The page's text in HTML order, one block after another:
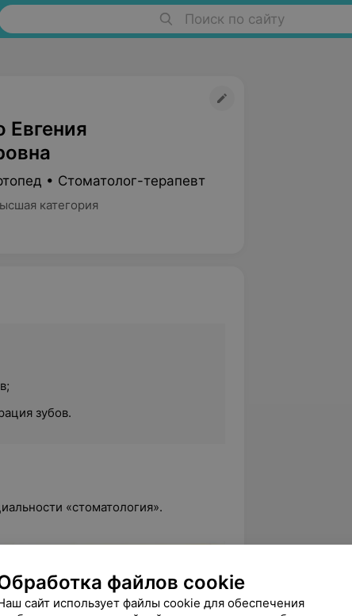
Поиск по сайту
Евгения
• Стоматолог-терапевт
категория
зубов.
«стоматология».
файлов cookie
сайт использует файлы cookie для обеспечения